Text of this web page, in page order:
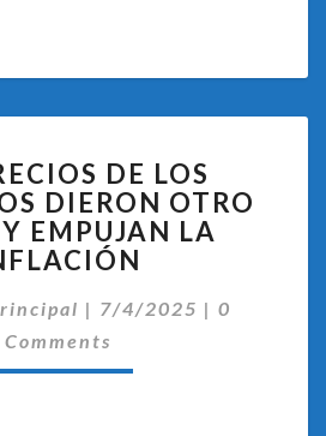
PRECIOS
DE
LOS
ALIMENTOS
OTRO
SALTO
DE LOS
DIERON OTRO
EMPUJAN LA
| 7/4/2025 | 0
Comments